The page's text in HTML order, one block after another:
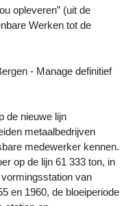
opleveren” (uit de
Werken tot de
- Manage definitief
de nieuwe lijn
metaalbedrijven
medewerker kennen.
op de lijn 61 333 ton, in
van
en 1960, de bloeiperiode